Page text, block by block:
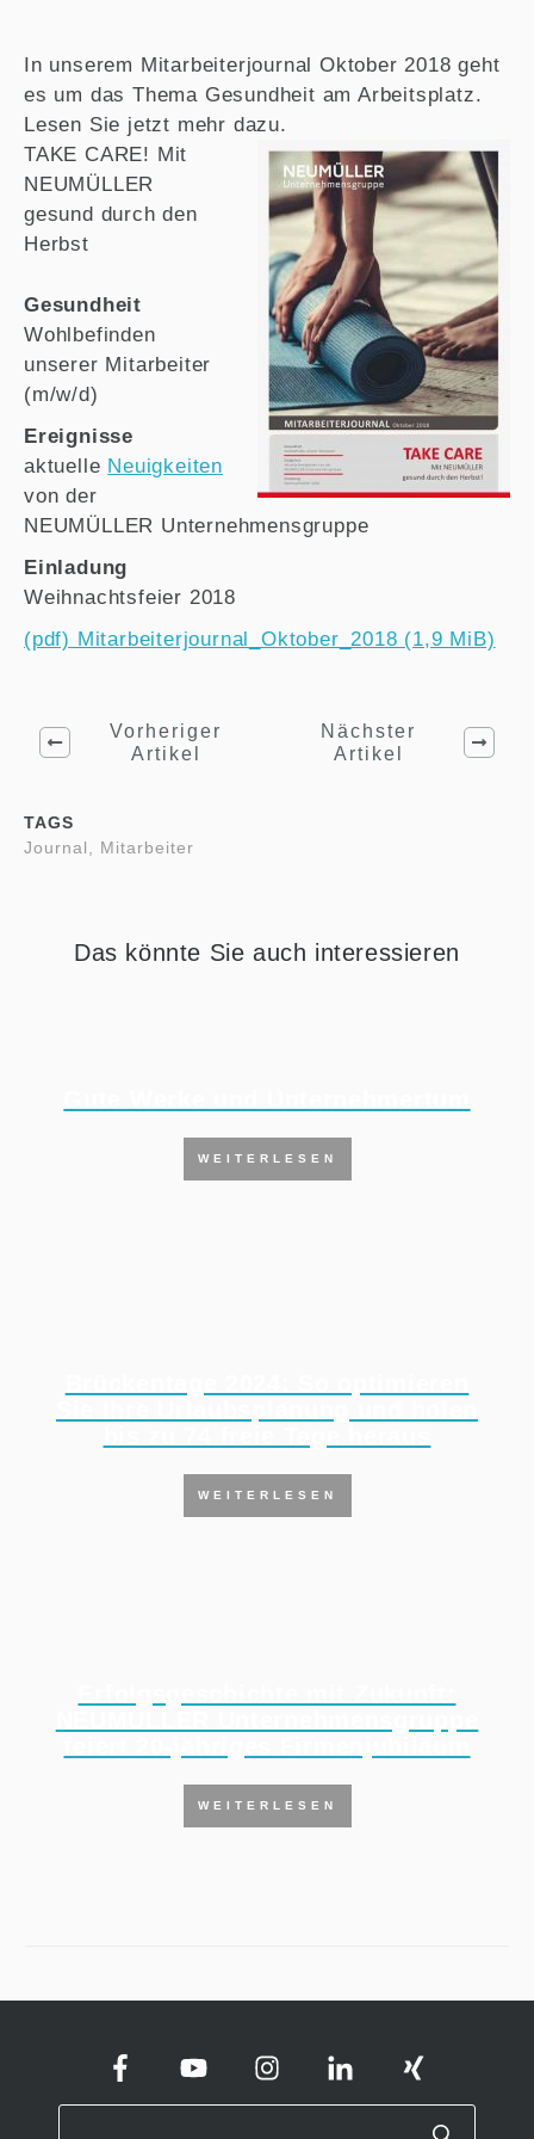
In unserem Mitarbeiterjournal Oktober 2018 geht
es um das Thema Gesundheit am Arbeitsplatz.
Lesen Sie jetzt mehr dazu.
TAKE CARE! Mit
NEUMÜLLER
gesund durch den
Herbst
Gesundheit
Wohlbefinden
unserer Mitarbeiter
(m/w/d)
Ereignisse
aktuelle Neuigkeiten
von der
NEUMÜLLER Unternehmensgruppe
Einladung
Weihnachtsfeier 2018
(pdf) Mitarbeiterjournal_Oktober_2018 (1,9 MiB)
Vorheriger
Artikel
Nächster
Artikel
TAGS
Journal, Mitarbeiter
Das könnte Sie auch interessieren
WEITERLESEN
WEITERLESEN
WEITERLESEN